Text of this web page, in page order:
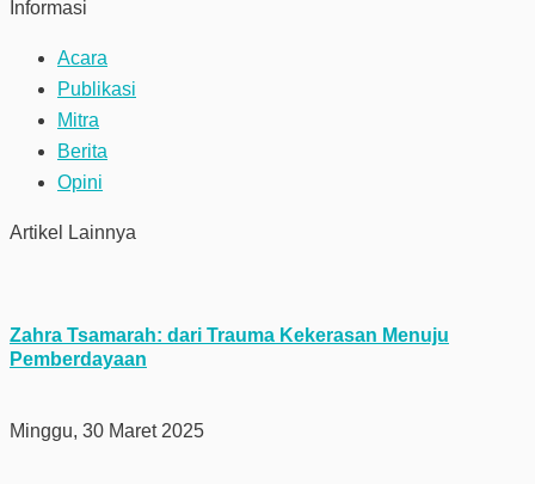
Informasi
Acara
Publikasi
Mitra
Berita
Opini
Artikel Lainnya
Zahra Tsamarah: dari Trauma Kekerasan Menuju
Pemberdayaan
Minggu, 30 Maret 2025